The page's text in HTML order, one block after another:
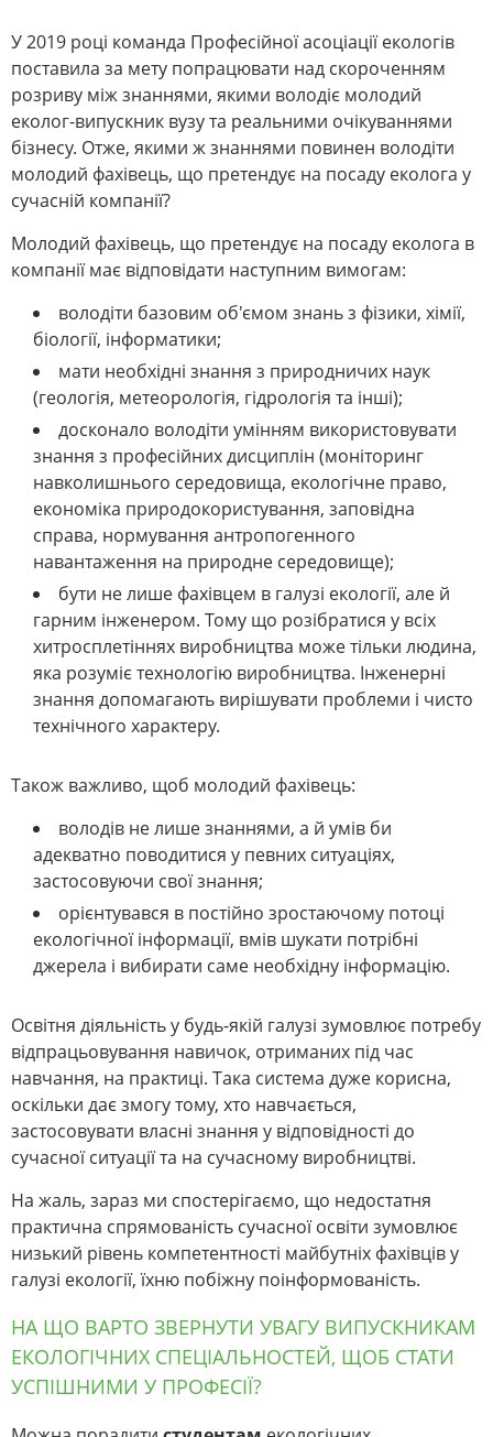
У 2019 році команда Професійної асоціації екологів
поставила за мету попрацювати над скороченням
розриву між знаннями, якими володіє молодий
еколог-випускник вузу та реальними очікуваннями
бізнесу. Отже, якими ж знаннями повинен володіти
молодий фахівець, що претендує на посаду еколога у
сучасній компанії?
Молодий фахівець, що претендує на посаду еколога в
компанії має відповідати наступним вимогам:
володіти базовим об'ємом знань з фізики, хімії,
біології, інформатики;
мати необхідні знання з природничих наук
(геологія, метеорологія, гідрологія та інші);
досконало володіти умінням використовувати
знання з професійних дисциплін (моніторинг
навколишнього середовища, екологічне право,
економіка природокористування, заповідна
справа, нормування антропогенного
навантаження на природне середовище);
бути не лише фахівцем в галузі екології, але й
гарним інженером. Тому що розібратися у всіх
хитросплетіннях виробництва може тільки людина,
яка розуміє технологію виробництва. Інженерні
знання допомагають вирішувати проблеми і чисто
технічного характеру.
Також важливо, щоб молодий фахівець:
володів не лише знаннями, а й умів би
адекватно поводитися у певних ситуаціях,
застосовуючи свої знання;
орієнтувався в постійно зростаючому потоці
екологічної інформації, вмів шукати потрібні
джерела і вибирати саме необхідну інформацію.
Освітня діяльність у будь-якій галузі зумовлює потребу
відпрацьовування навичок, отриманих під час
навчання, на практиці. Така система дуже корисна,
оскільки дає змогу тому, хто навчається,
застосовувати власні знання у відповідності до
сучасної ситуації та на сучасному виробництві.
На жаль, зараз ми спостерігаємо, що недостатня
практична спрямованість сучасної освіти зумовлює
низький рівень компетентності майбутніх фахівців у
галузі екології, їхню побіжну поінформованість.
НА ЩО ВАРТО ЗВЕРНУТИ УВАГУ ВИПУСКНИКАМ
ЕКОЛОГІЧНИХ СПЕЦІАЛЬНОСТЕЙ, ЩОБ СТАТИ
УСПІШНИМИ У ПРОФЕСІЇ?